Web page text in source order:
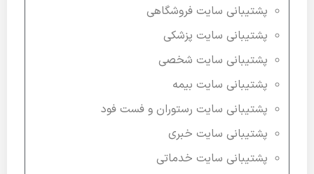
پشتیبانی سایت فروشگاهی
پشتیبانی سایت پزشکی
پشتیبانی سایت شخصی
پشتیبانی سایت بیمه
پشتیبانی سایت رستوران و فست فود
پشتیبانی سایت خبری
پشتیبانی سایت خدماتی